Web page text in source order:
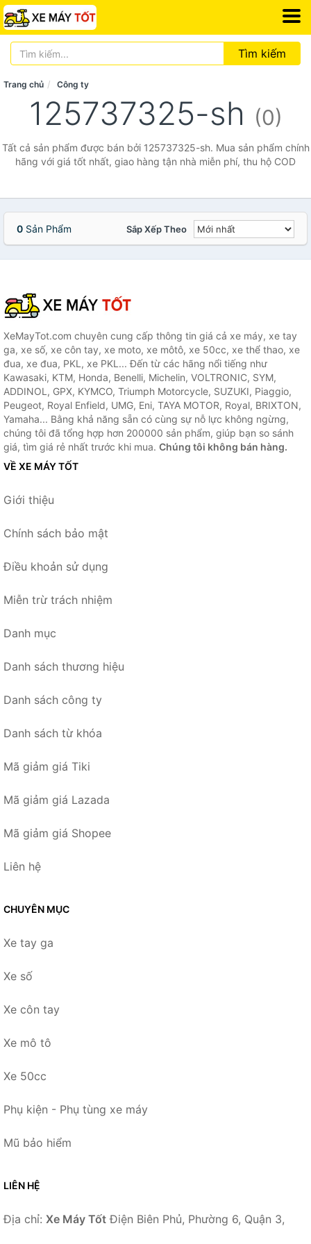
Tìm kiếm
Trang chủ Công ty
125737325-sh (0)
Tất cả sản phẩm được bán bởi 125737325-sh. Mua sản phẩm chính
hãng với giá tốt nhất, giao hàng tận nhà miễn phí, thu hộ COD
0 Sản Phẩm Sắp Xếp Theo
XeMayTot.com chuyên cung cấp thông tin giá cả xe máy, xe tay
ga, xe số, xe côn tay, xe moto, xe môtô, xe 50cc, xe thể thao, xe
đua, xe đua, PKL, xe PKL... Đến từ các hãng nổi tiếng như
Kawasaki, KTM, Honda, Benelli, Michelin, VOLTRONIC, SYM,
ADDINOL, GPX, KYMCO, Triumph Motorcycle, SUZUKI, Piaggio,
Peugeot, Royal Enfield, UMG, Eni, TAYA MOTOR, Royal, BRIXTON,
Yamaha... Bằng khả năng sẵn có cùng sự nỗ lực không ngừng,
chúng tôi đã tổng hợp hơn 200000 sản phẩm, giúp bạn so sánh
giá, tìm giá rẻ nhất trước khi mua. Chúng tôi không bán hàng.
VỀ XE MÁY TỐT
Giới thiệu
Chính sách bảo mật
Điều khoản sử dụng
Miễn trừ trách nhiệm
Danh mục
Danh sách thương hiệu
Danh sách công ty
Danh sách từ khóa
Mã giảm giá Tiki
Mã giảm giá Lazada
Mã giảm giá Shopee
Liên hệ
CHUYÊN MỤC
Xe tay ga
Xe số
Xe côn tay
Xe mô tô
Xe 50cc
Phụ kiện - Phụ tùng xe máy
Mũ bảo hiểm
LIÊN HỆ
Địa chỉ: Xe Máy Tốt Điện Biên Phủ, Phường 6, Quận 3,